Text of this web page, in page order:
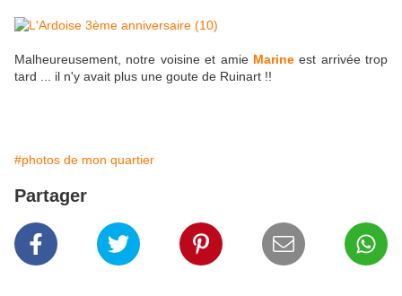
Malheureusement, notre voisine et amie Marineest arrivée trop
tard ... il n'y avait plus une goute de Ruinart !!
#photos de mon quartier
Partager